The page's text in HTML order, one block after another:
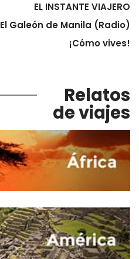
EL INSTANTE VIAJERO
El Galeón de Manila (Radio)
¡Cómo vives!
Relatos
de viajes